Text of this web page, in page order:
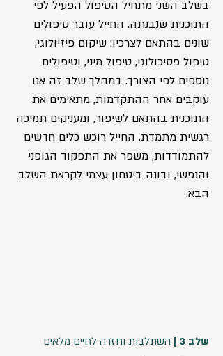
בשלב השני מתחיל הטיפול הפעיל לפי
התוכנית שנבנתה. החייל עובר טיפולים
שונים בהתאם לצרכיו: שיקום פיזיולוגי,
טיפול פסיכולוגי, טיפול מיני, וטיפולים
נוספים לפי הצורך. במהלך שלב זה אנו
עוקבים אחר ההתקדמות, מתאימים את
התוכנית בהתאם לשיפור, ומעניקים תמיכה
רגשית מתמדת. החייל רוכש כלים חדשים
להתמודדות, משפר את התפקוד הגופני
והנפשי, ובונה ביטחון עצמי לקראת השלב
הבא.
שלב 3 |
השתלבות וחזרה לחיים מלאים